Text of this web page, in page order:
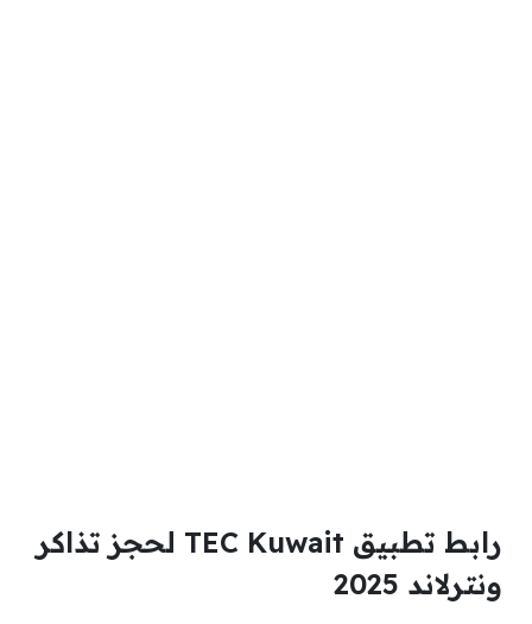
رابط تطبيق TEC Kuwait لحجز تذاكر
ونترلاند 2025